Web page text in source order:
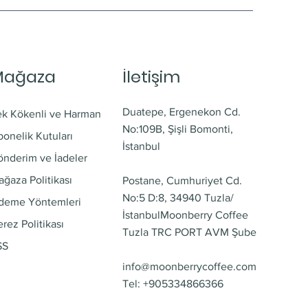
İletişim
Kökenli ve Harman
Kutuları
ve İadeler
Politikası
Yöntemleri
Politikası
Duatepe, Ergenekon Cd.
No:109B, Şişli Bomonti,
İstanbul
Postane, Cumhuriyet Cd.
No:5 D:8, 34940 Tuzla/
İstanbulMoonberry Coffee
Tuzla TRC PORT AVM Şube
info@moonberrycoffee.com
Tel: +905334866366